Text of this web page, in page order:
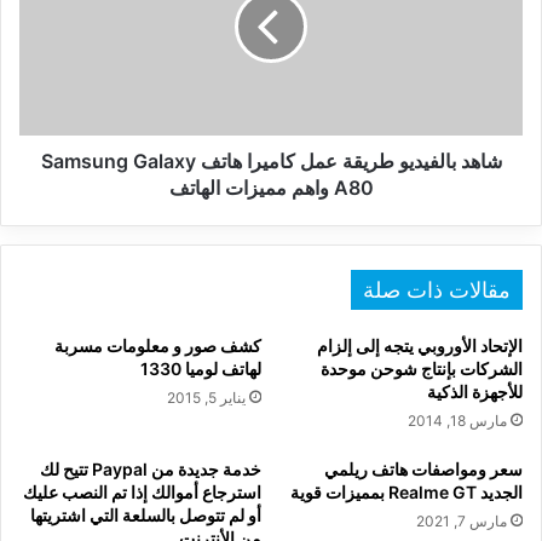
A80
واهم
شاهد بالفيديو طريقة عمل كاميرا هاتف Samsung Galaxy
A80 واهم مميزات الهاتف
مقالات ذات صلة
الإتحاد الأوروبي يتجه إلى إلزام
الشركات بإنتاج شوحن موحدة
للأجهزة الذكية
مارس 18, 2014
كشف صور و معلومات مسربة
لهاتف لوميا 1330
يناير 5, 2015
سعر ومواصفات هاتف ريلمي
الجديد Realme GT بمميزات قوية
مارس 7, 2021
خدمة جديدة من Paypal تتيح لك
استرجاع أموالك إذا تم النصب عليك
أو لم تتوصل بالسلعة التي اشتريتها